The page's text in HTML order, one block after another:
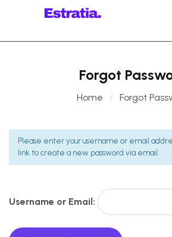
Forgot
Home Forgot
Please enter your username or email
link to create a new password via email.
Username or Email: